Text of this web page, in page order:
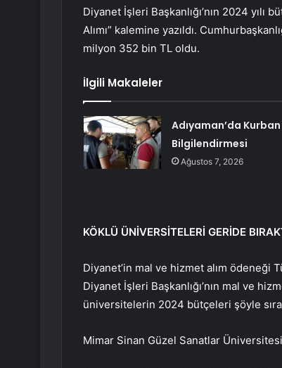
Diyanet İşleri Başkanlığı’nın 2024 yılı
Alımı” kalemine yazıldı.
milyon 352 bin TL oldu.
İlgili Makaleler
Adıyaman’da Kurban
Bilgilendirmesi
Ağustos 7, 2026
KÖKLÜ ÜNİVERSİTELERİ GERİDE
Diyanet’in mal ve hizmet alım ödeneği
Diyanet İşleri Başkanlığı’nın mal ve
üniversitelerin 2024 bütçeleri şöyle
Mimar Sinan Güzel Sanatlar